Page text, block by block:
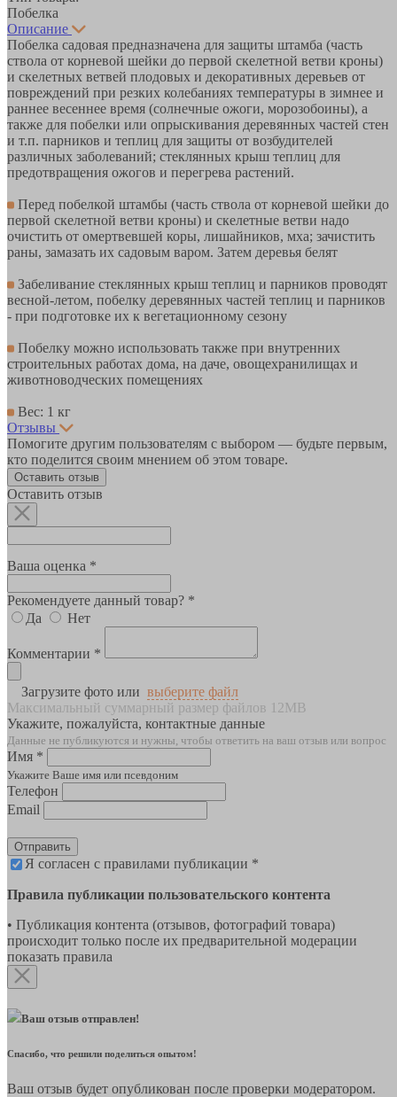
Побелка
Описание
Побелка садовая предназначена для защиты штамба (часть
ствола от корневой шейки до первой скелетной ветви кроны)
и скелетных ветвей плодовых и декоративных деревьев от
повреждений при резких колебаниях температуры в зимнее и
раннее весеннее время (солнечные ожоги, морозобоины), а
также для побелки или опрыскивания деревянных частей стен
и т.п. парников и теплиц для защиты от возбудителей
различных заболеваний; стеклянных крыш теплиц для
предотвращения ожогов и перегрева растений.
Перед побелкой штамбы (часть ствола от корневой шейки до
первой скелетной ветви кроны) и скелетные ветви надо
очистить от омертвевшей коры, лишайников, мха; зачистить
раны, замазать их садовым варом. Затем деревья белят
Забеливание стеклянных крыш теплиц и парников проводят
весной-летом, побелку деревянных частей теплиц и парников
- при подготовке их к вегетационному сезону
Побелку можно использовать также при внутренних
строительных работах дома, на даче, овощехранилищах и
животноводческих помещениях
Вес: 1 кг
Отзывы
Помогите другим пользователям с выбором — будьте первым,
кто поделится своим мнением об этом товаре.
Оставить отзыв
Оставить отзыв
Ваша оценка *
Рекомендуете данный товар? *
Да
Нет
Комментарии *
Загрузите фото или выберите файл
Максимальный суммарный размер файлов 12MB
Укажите, пожалуйста, контактные данные
Данные не публикуются и нужны, чтобы ответить на ваш отзыв или вопрос
Имя *
Укажите Ваше имя или псевдоним
Телефон
Email
Отправить
Я согласен с правилами публикации *
Правила публикации пользовательского контента
• Публикация контента (отзывов, фотографий товара)
происходит только после их предварительной модерации
показать правила
Ваш отзыв отправлен!
Спасибо, что решили поделиться опытом!
Ваш отзыв будет опубликован после проверки модератором.